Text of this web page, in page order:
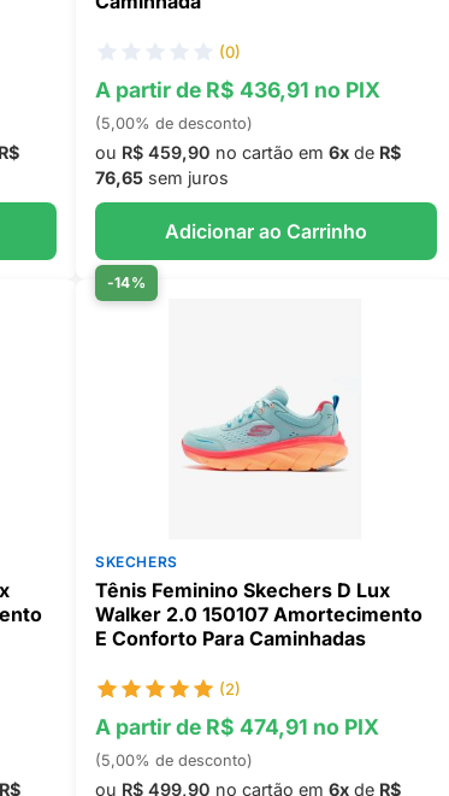
R$
(0)
A partir de R$ 436,91 no PIX
(5,00% de desconto)
ou R$ 459,90 no cartão em 6xde R$
76,65sem juros
Adicionar ao Carrinho
R$
-14%
SKECHERS
Tênis Feminino Skechers D Lux
Walker 2.0 150107 Amortecimento
E Conforto Para Caminhadas
(2)
A partir de R$ 474,91 no PIX
(5,00% de desconto)
ou R$ 499,90 no cartão em 6xde R$